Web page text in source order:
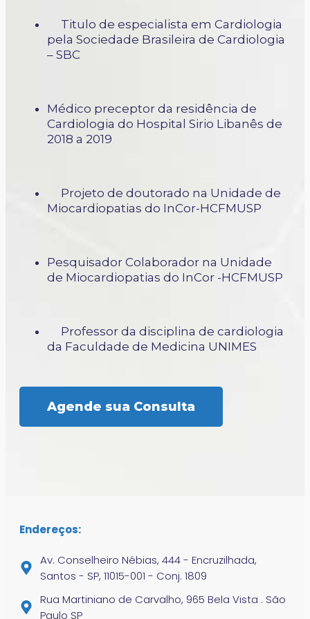
Titulo de especialista em Cardiologia
pela Sociedade Brasileira de Cardiologia
– SBC
Médico preceptor da residência de
Cardiologia do Hospital Sirio Libanês de
2018 a 2019
Projeto de doutorado na Unidade de
Miocardiopatias do InCor-HCFMUSP
Pesquisador Colaborador na Unidade
de Miocardiopatias do InCor -HCFMUSP
Professor da disciplina de cardiologia
da Faculdade de Medicina UNIMES
Agende sua Consulta
Endereços:
Av. Conselheiro Nébias, 444 - Encruzilhada,
Santos - SP, 11015-001 - Conj. 1809
Rua Martiniano de Carvalho, 965 Bela Vista . São
Paulo SP